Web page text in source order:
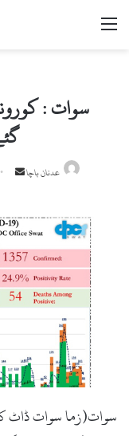
مینو
عدنان باچا
Send